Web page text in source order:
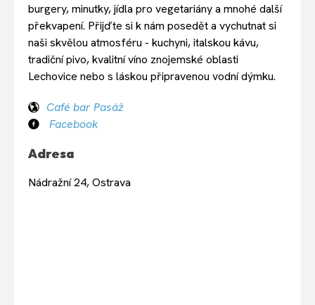
burgery, minutky, jídla pro vegetariány a mnohé další
překvapení. Přijďte si k nám posedět a vychutnat si
naši skvělou atmosféru - kuchyni, italskou kávu,
tradiční pivo, kvalitní víno znojemské oblasti
Lechovice nebo s láskou připravenou vodní dýmku.
Café bar Pasáž
Facebook
Adresa
Nádražní 24, Ostrava